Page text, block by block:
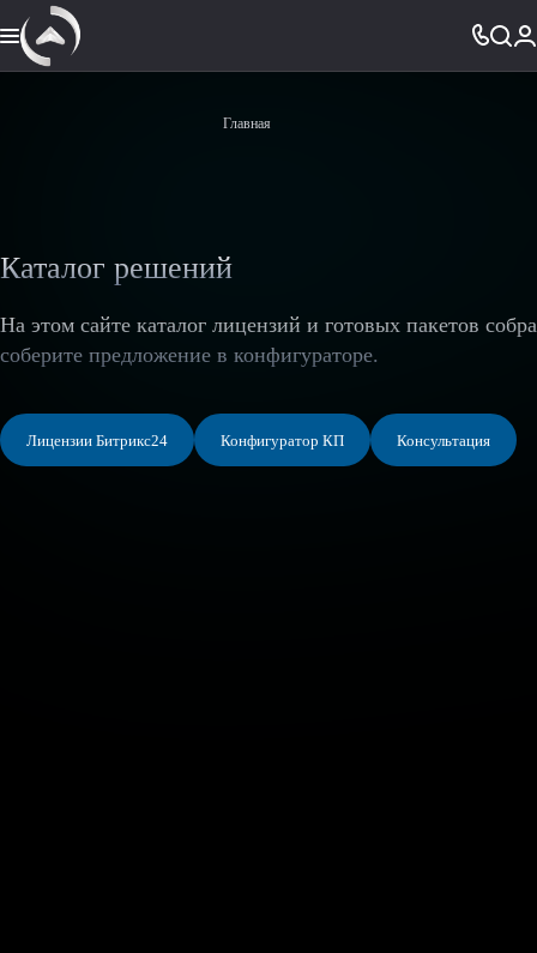
Главная
Каталог решений
На этом сайте каталог лицензий и готовых пакетов
соберите предложение в конфигураторе.
Лицензии Битрикс24 Конфигуратор КП Консультация